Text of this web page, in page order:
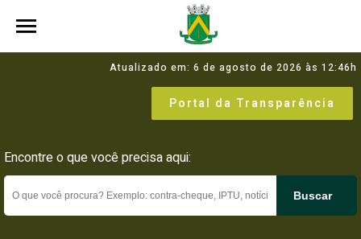
Atualizado em: 6 de agosto de 2026 às 12:46h
Portal da Transparência
Encontre o que você precisa aqui:
Buscar